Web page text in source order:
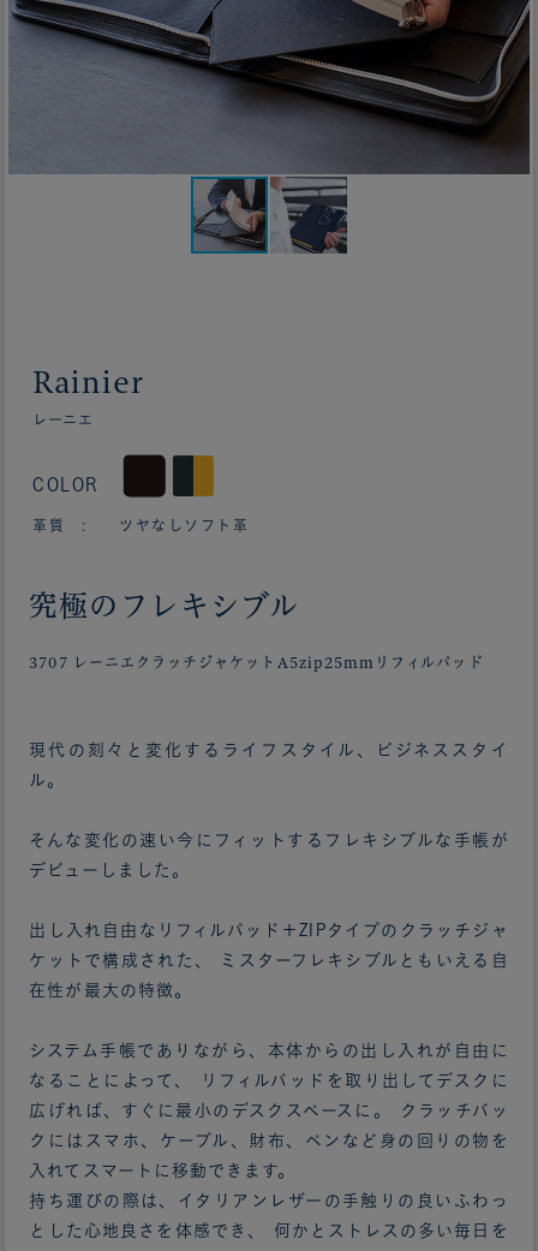
Rainier
レーニエ
COLOR
革質 : ツヤなしソフト革
究極のフレキシブル
3707 レーニエクラッチジャケットA5zip25mmリフィルパッド
現代の刻々と変化するライフスタイル、ビジネススタイ
ル。
そんな変化の速い今にフィットするフレキシブルな手帳が
デビューしました。
出し入れ自由なリフィルパッド＋ZIPタイプのクラッチジャ
ケットで構成された、 ミスターフレキシブルともいえる自
在性が最大の特徴。
システム手帳でありながら、本体からの出し入れが自由に
なることによって、 リフィルパッドを取り出してデスクに
広げれば、すぐに最小のデスクスペースに。 クラッチバッ
クにはスマホ、ケーブル、財布、ペンなど身の回りの物を
入れてスマートに移動できます。
持ち運びの際は、イタリアンレザーの手触りの良いふわっ
とした心地良さを体感でき、 何かとストレスの多い毎日を